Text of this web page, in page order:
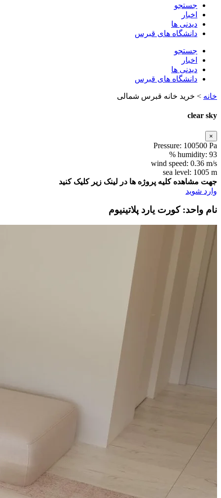
جستجو
اخبار
دیدنی ها
دانشگاه های قبرس
جستجو
اخبار
دیدنی ها
دانشگاه های قبرس
خانه > خرید خانه قبرس شمالی
clear sky
×
Pressure: 100500 Pa
humidity: 93 %
wind speed: 0.36 m/s
sea level: 1005 m
جهت مشاهده کلیه پروژه ها در لینک زیر کلیک کنید
وارد شوید
نام واحد: کورت یارد پلاتینیوم